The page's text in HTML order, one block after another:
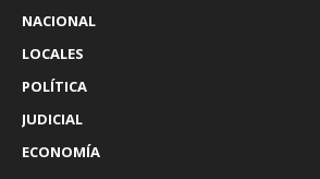
NACIONAL
LOCALES
POLÍTICA
JUDICIAL
ECONOMÍA